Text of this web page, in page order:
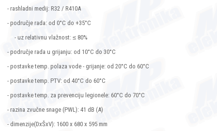
- rashladni medij: R32 / R410A
- područje rada: od 0°C do +35°C
- uz relativnu vlažnost: ≤ 80%
- područje rada u grijanju: od 10°C do 30°C
- postavke temp. polaza vode - grijanje: od 20°C do 60°C
- postavke temp. PTV: od 40°C do 60°C
- postavke temp. za prevenciju legionele: 60°C do 70°C
- razina zvučne snage (PWL): 41 dB (A)
- dimenzije(DxŠxV): 1600 x 680 x 595 mm